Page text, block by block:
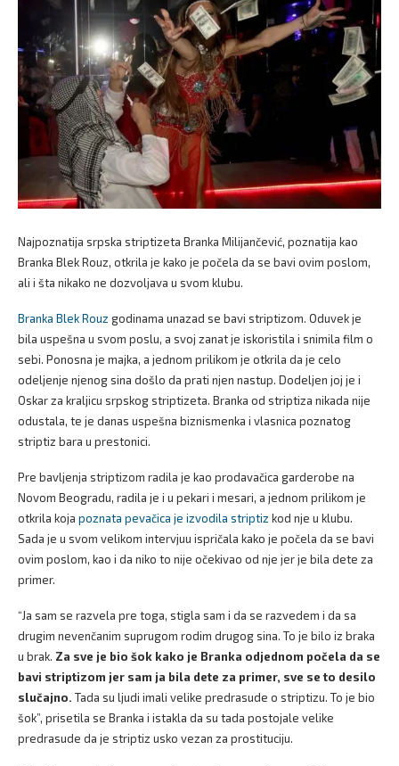
Najpoznatija srpska striptizeta Branka Milijančević, poznatija kao
Branka Blek Rouz, otkrila je kako je počela da se bavi ovim poslom,
ali i šta nikako ne dozvoljava u svom klubu.
Branka Blek Rouz godinama unazad se bavi striptizom. Oduvek je
bila uspešna u svom poslu, a svoj zanat je iskoristila i snimila film o
sebi. Ponosna je majka, a jednom prilikom je otkrila da je celo
odeljenje njenog sina došlo da prati njen nastup. Dodeljen joj je i
Oskar za kraljicu srpskog striptizeta. Branka od striptiza nikada nije
odustala, te je danas uspešna biznismenka i vlasnica poznatog
striptiz bara u prestonici.
Pre bavljenja striptizom radila je kao prodavačica garderobe na
Novom Beogradu, radila je i u pekari i mesari, a jednom prilikom je
otkrila koja poznata pevačica je izvodila striptiz kod nje u klubu.
Sada je u svom velikom intervjuu ispričala kako je počela da se bavi
ovim poslom, kao i da niko to nije očekivao od nje jer je bila dete za
primer.
“Ja sam se razvela pre toga, stigla sam i da se razvedem i da sa
drugim nevenčanim suprugom rodim drugog sina. To je bilo iz braka
u brak. Za sve je bio šok kako je Branka odjednom počela da se
bavi striptizom jer sam ja bila dete za primer, sve se to desilo
slučajno. Tada su ljudi imali velike predrasude o striptizu. To je bio
šok”, prisetila se Branka i istakla da su tada postojale velike
predrasude da je striptiz usko vezan za prostituciju.